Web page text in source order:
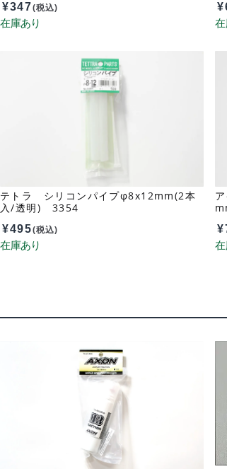
¥347(税込) ¥
テトラ シリコンパイプφ8x12mm(2本
入/透明) 3354
¥495(税込) ¥